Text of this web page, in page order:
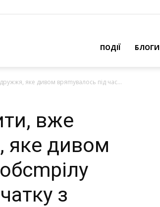
ПОДІЇ БЛОГИ
яке дивом вряmувалось під час...
вже
яке дивом
з